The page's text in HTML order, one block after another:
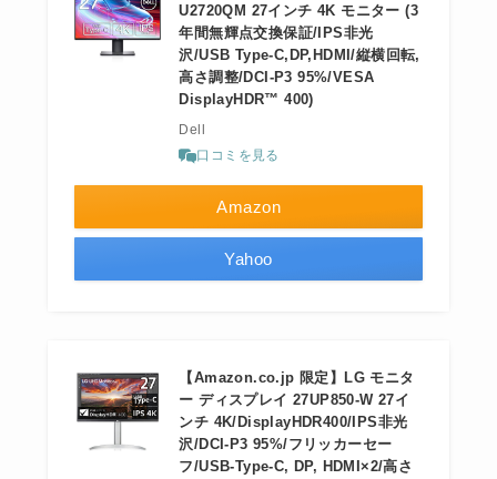
U2720QM 27インチ 4K モニター (3
年間無輝点交換保証/IPS非光
沢/USB Type-C,DP,HDMI/縦横回転,
高さ調整/DCI-P3 95%/VESA
DisplayHDR™ 400)
Dell
口コミを見る
Amazon
Yahoo
【Amazon.co.jp 限定】LG モニタ
ー ディスプレイ 27UP850-W 27イ
ンチ 4K/DisplayHDR400/IPS非光
沢/DCI-P3 95%/フリッカーセー
フ/USB-Type-C, DP, HDMI×2/高さ